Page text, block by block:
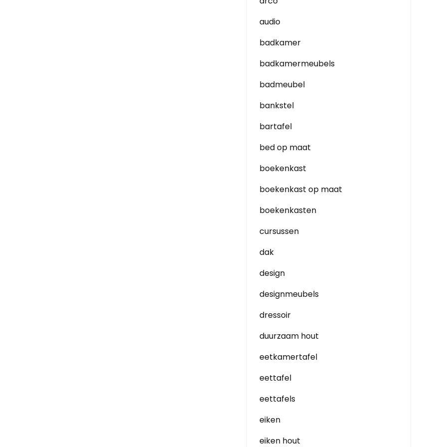
audio
badkamer
badkamermeubels
badmeubel
bankstel
bartafel
bed op maat
boekenkast
boekenkast op maat
boekenkasten
cursussen
dak
design
designmeubels
dressoir
duurzaam hout
eetkamertafel
eettafel
eettafels
eiken
eiken hout